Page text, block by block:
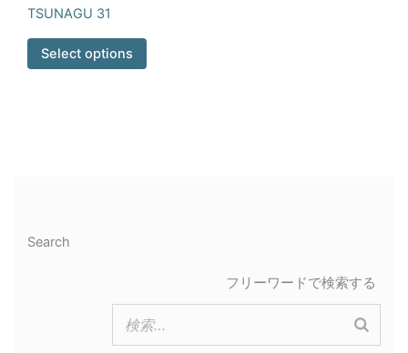
TSUNAGU 31
Select options
Search
フリーワードで検索する